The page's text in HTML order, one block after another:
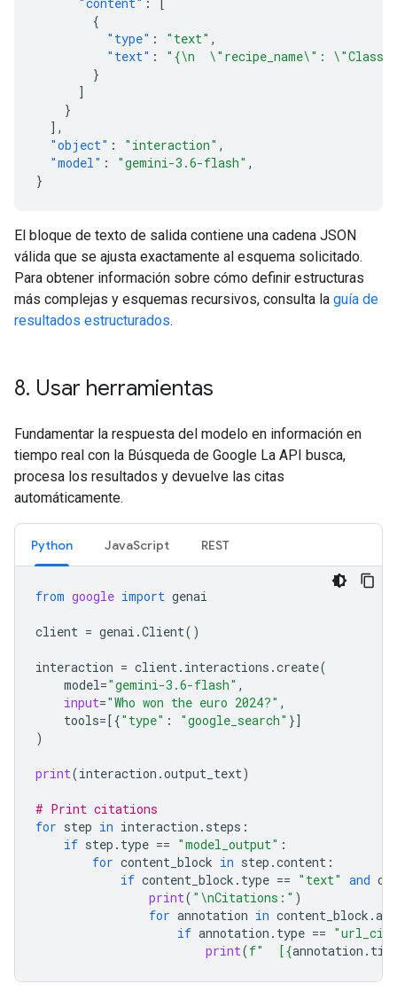
{
"type" : "text" ,
"text" :
"{\n  \"recipe_name\":
}
]
}
],
"object" : "interaction" ,
"model" : "gemini-3.6-flash" ,
}
El bloque de texto de salida contiene una cadena JSON
válida que se ajusta exactamente al esquema solicitado.
Para obtener información sobre cómo definir estructuras
más complejas y esquemas recursivos, consulta la guía de
resultados estructurados.
8. Usar herramientas
Fundamentar la respuesta del modelo en información en
tiempo real con la Búsqueda de Google La API busca,
procesa los resultados y devuelve las citas
automáticamente.
Python JavaScript REST
from google import genai
client = genai .Client()
interaction = client. interactions .create(
model="gemini-3.6-flash" ,
input="Who won the euro 2024?" ,
tools=[{"type" : "google_search" }]
)
print(interaction .output_text)
# Print citations
for step in interaction . steps :
if step . type == "model_output" :
for content_block in step .content :
if content_block . type == "text" and
print( " \nCitations:" )
for annotation in content_block .
if annotation . type ==
print(f"  [{annotation .